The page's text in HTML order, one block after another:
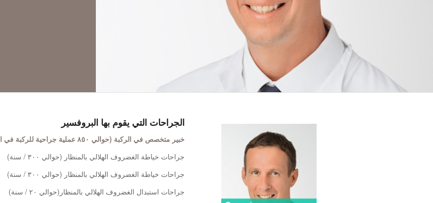
الجراحات التي يقوم بها البروفسير
خبير متخصص في الركبة (حوالي ٨٥٠ عملية جراحية للركبة في السنة) مع مجموعة كاملة من العمليات الجراحية
جراحات خياطة الغضروف الهلالي بالمنظار (حوالي ٣٠٠ / سنة)
جراحات خياطة الغضروف الهلالي بالمنظار (حوالي ٣٠٠ / سنة)
جراحات استبدال الغضروف الهلالي بالمنظار(حوالي ٢٠ / سنة)